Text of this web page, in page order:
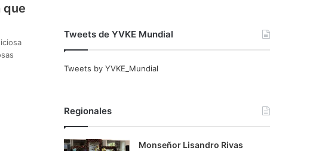
que
Tweets de YVKE Mundial
Tweets by YVKE_Mundial
Regionales
Monseñor Lisandro Rivas